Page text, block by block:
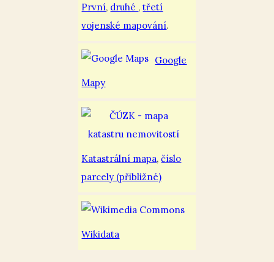
První, druhé ,třetí
vojenské mapování.
Google
Mapy
Katastrální mapa,číslo
parcely (přibližné)
Wikidata